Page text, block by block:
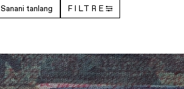
Sanani tanlang FILTRE